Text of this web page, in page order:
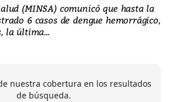
(MINSA) comunicó que hasta la
6 casos de dengue hemorrágico,
la última...
nuestra cobertura en los resultados
de búsqueda.